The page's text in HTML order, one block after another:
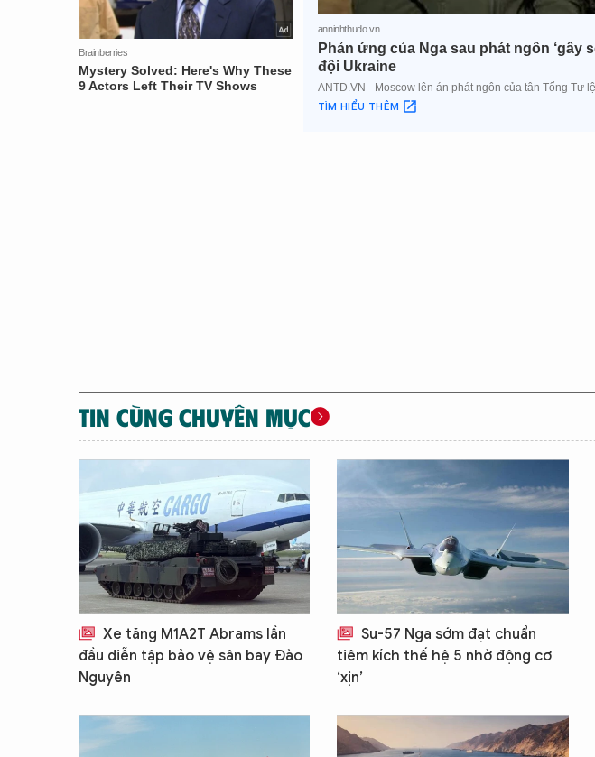
TIN CÙNG CHUYÊN MỤC
Xe tăng M1A2T Abrams lần
đầu diễn tập bảo vệ sân bay Đào
Nguyên
Su-57 Nga sớm đạt chuẩn
tiêm kích thế hệ 5 nhờ động cơ
‘xịn’